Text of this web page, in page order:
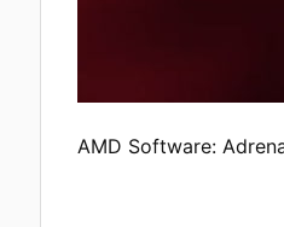
AMD Software: